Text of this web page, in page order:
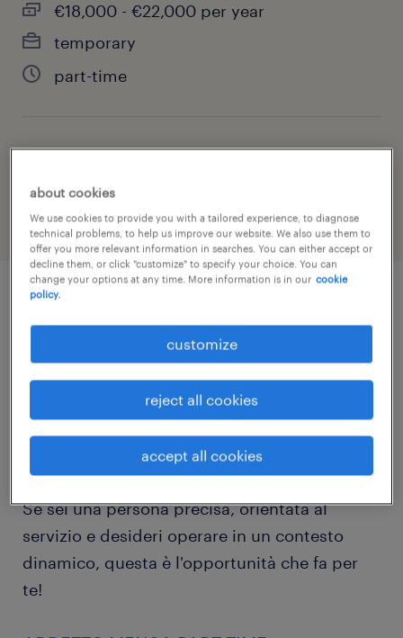
€18,000 - €22,000 per year
temporary
part-time
hospitality & tourism
job details
collettiva e sei alla ricerca di un inserimento
ricerca di una figura professionale da inserire
come addetto mensa per una realtà cliente.
Se sei una persona precisa, orientata al
servizio e desideri operare in un contesto
dinamico, questa è l'opportunità che fa per
te!
about cookies
We use cookies to provide you with a tailored experience, to diagnose
technical problems, to help us improve our website. We also use them to
offer you more relevant information in searches. You can either accept or
decline them, or click "customize" to specify your choice. You can
change your options at any time. More information is in our cookie
policy.
customize
reject all cookies
accept all cookies